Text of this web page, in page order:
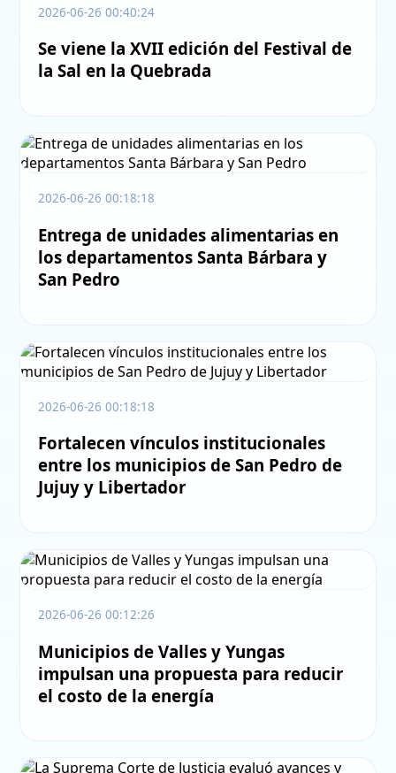
2026-06-26 00:40:24
Se viene la XVII edición del Festival de
la Sal en la Quebrada
2026-06-26 00:18:18
Entrega de unidades alimentarias en
los departamentos Santa Bárbara y
San Pedro
2026-06-26 00:18:18
Fortalecen vínculos institucionales
entre los municipios de San Pedro de
Jujuy y Libertador
2026-06-26 00:12:26
Municipios de Valles y Yungas
impulsan una propuesta para reducir
el costo de la energía